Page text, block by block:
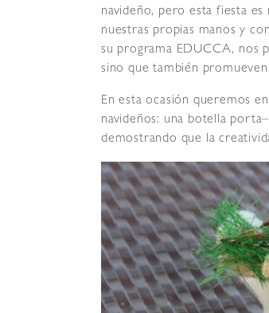
navideño, pero esta fiesta
nuestras propias manos y
su programa EDUCCA, nos
sino que también
En esta ocasión queremos
navideños: una botella
demostrando que la